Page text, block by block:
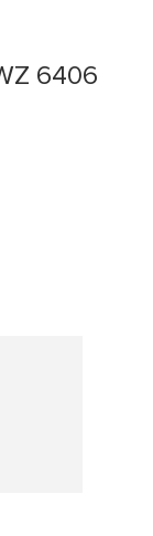
6406